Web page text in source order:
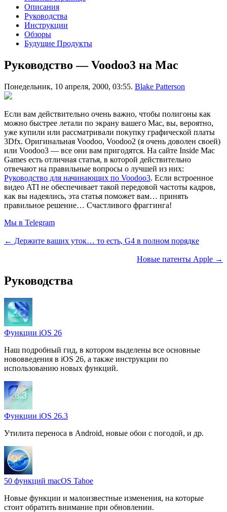
Описания
Руководства
Инструкции
Обзоры
Будущие Продукты
Руководство — Voodoo3 на Mac
Понедельник, 10 апреля, 2000, 03:55. Blake Patterson
Если вам действительно очень важно, чтобы полигоны как
можно быстрее летали по экрану вашего Mac, вы, вероятно,
уже купили или рассматривали покупку графической платы
3Dfx. Оригинальная Voodoo, Voodoo2 (я очень доволен своей)
или Voodoo3 — все они вам пригодятся. На сайте Inside Mac
Games есть отличная статья, в которой действительно
отвечают на правильные вопросы о лучшей из них:
Руководство для начинающих по Voodoo3. Если встроенное
видео ATI не обеспечивает такой передовой частоты кадров,
как вы надеялись, эта статья поможет вам… принять
правильное решение… Счастливого фраггинга!
Мы в Telegram
← Держите ваших уток… то есть, G4 в полном порядке
Новые патенты Apple →
Руководства
Функции iOS 26
Наш подробный гид, в котором выделены все основные
нововведения в iOS 26, а также инструкции по
использованию новых функций.
Функции iOS 26.3
Утилита переноса в Android, новые обои с погодой, и др.
50 функций macOS Tahoe
Новые функции и малоизвестные изменения, на которые
стоит обратить внимание при обновлении.